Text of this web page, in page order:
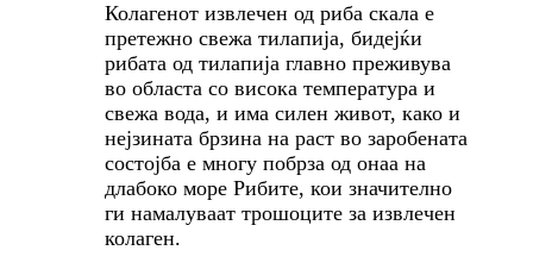
Колагенот извлечен од риба скала е
претежно свежа тилапија, бидејќи
рибата од тилапија главно преживува
во областа со висока температура и
свежа вода, и има силен живот, како и
нејзината брзина на раст во заробената
состојба е многу побрза од онаа на
длабоко море Рибите, кои значително
ги намалуваат трошоците за извлечен
колаген.